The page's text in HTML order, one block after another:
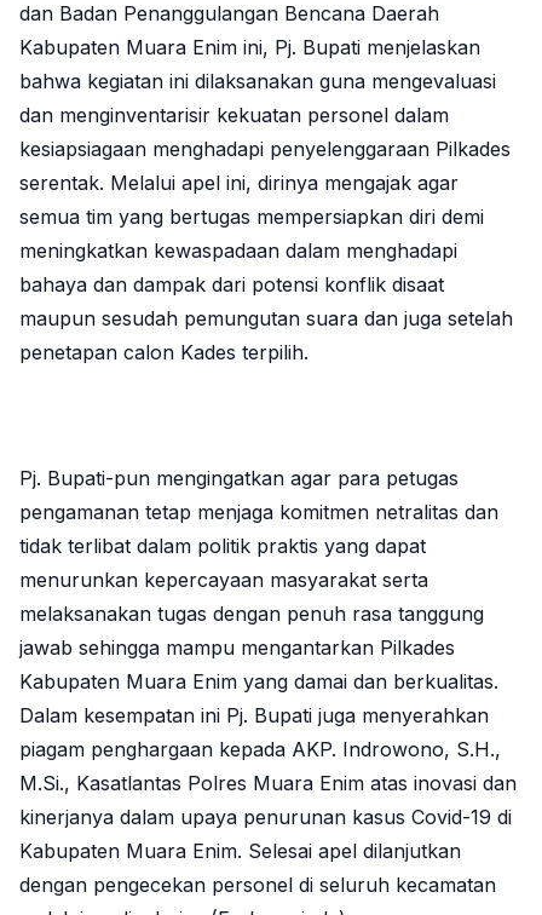
dan Badan Penanggulangan Bencana Daerah
Kabupaten Muara Enim ini, Pj. Bupati menjelaskan
bahwa kegiatan ini dilaksanakan guna mengevaluasi
dan menginventarisir kekuatan personel dalam
kesiapsiagaan menghadapi penyelenggaraan Pilkades
serentak. Melalui apel ini, dirinya mengajak agar
semua tim yang bertugas mempersiapkan diri demi
meningkatkan kewaspadaan dalam menghadapi
bahaya dan dampak dari potensi konflik disaat
maupun sesudah pemungutan suara dan juga setelah
penetapan calon Kades terpilih.
Pj. Bupati-pun mengingatkan agar para petugas
pengamanan tetap menjaga komitmen netralitas dan
tidak terlibat dalam politik praktis yang dapat
menurunkan kepercayaan masyarakat serta
melaksanakan tugas dengan penuh rasa tanggung
jawab sehingga mampu mengantarkan Pilkades
Kabupaten Muara Enim yang damai dan berkualitas.
Dalam kesempatan ini Pj. Bupati juga menyerahkan
piagam penghargaan kepada AKP. Indrowono, S.H.,
M.Si., Kasatlantas Polres Muara Enim atas inovasi dan
kinerjanya dalam upaya penurunan kasus Covid-19 di
Kabupaten Muara Enim. Selesai apel dilanjutkan
dengan pengecekan personel di seluruh kecamatan